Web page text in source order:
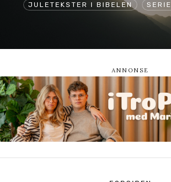
JULETEKSTER I BIBELEN SERIE